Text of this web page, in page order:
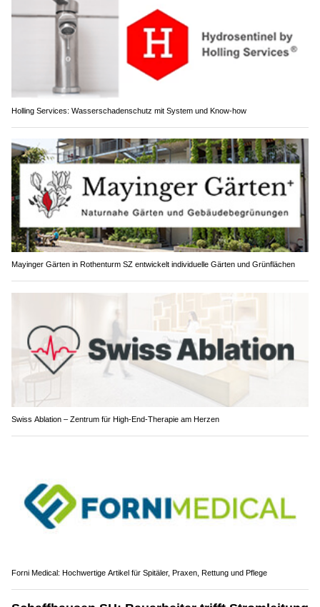
Holling Services: Wasserschadenschutz mit System und Know-how
Mayinger Gärten in Rothenturm SZ entwickelt individuelle Gärten und Grünflächen
Swiss Ablation – Zentrum für High-End-Therapie am Herzen
Forni Medical: Hochwertige Artikel für Spitäler, Praxen, Rettung und Pflege